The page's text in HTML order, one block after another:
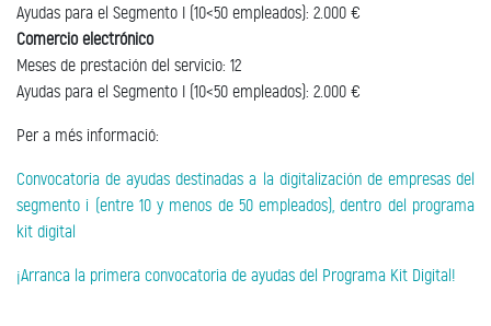
Ayudas para el Segmento I (10<50 empleados): 2.000 €
Comercio electrónico
Meses de prestación del servicio: 12
Ayudas para el Segmento I (10<50 empleados): 2.000 €
Per a més informació:
Convocatoria de ayudas destinadas a la digitalización de empresas del
segmento i (entre 10 y menos de 50 empleados), dentro del programa
kit digital
¡Arranca la primera convocatoria de ayudas del Programa Kit Digital!